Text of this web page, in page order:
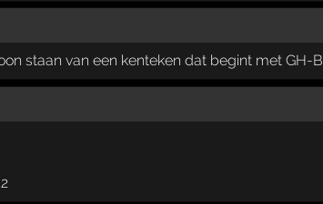
staan van een kenteken dat begint met GH-B